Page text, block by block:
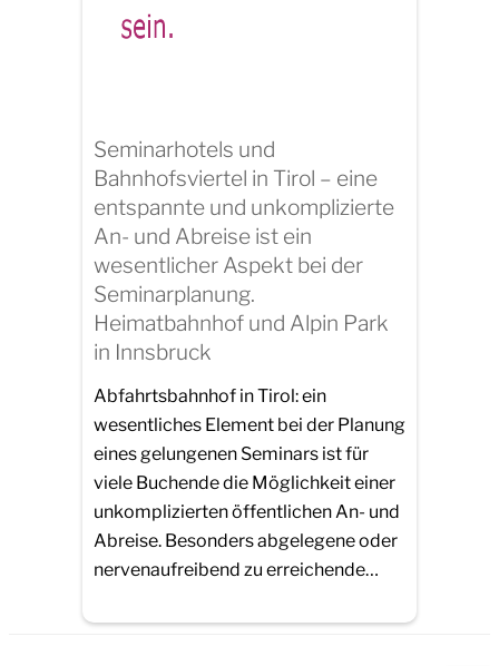
Seminarhotels und
Bahnhofsviertel in Tirol – eine
entspannte und unkomplizierte
An- und Abreise ist ein
wesentlicher Aspekt bei der
Seminarplanung.
Heimatbahnhof und Alpin Park
in Innsbruck
Abfahrtsbahnhof in Tirol: ein
wesentliches Element bei der Planung
eines gelungenen Seminars ist für
viele Buchende die Möglichkeit einer
unkomplizierten öffentlichen An- und
Abreise. Besonders abgelegene oder
nervenaufreibend zu erreichende…